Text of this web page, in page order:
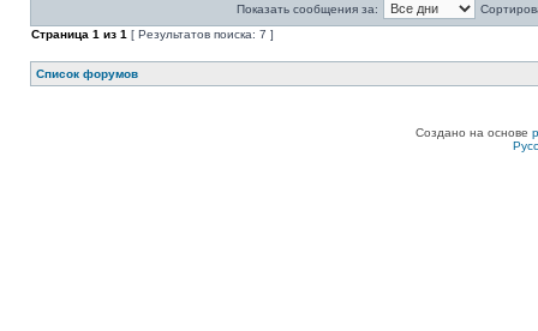
Показать сообщения за:
Страница 1 из 1 [ Результатов поиска: 7 ]
Список форумов
Создано на основе